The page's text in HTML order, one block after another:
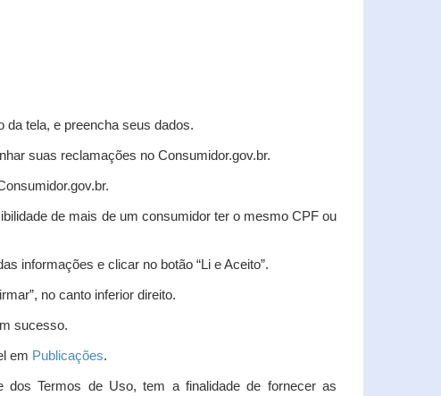
da tela, e preencha seus dados.
suas reclamações no Consumidor.gov.br.
de mais de um consumidor ter o mesmo CPF ou
informações e clicar no botão “Li e Aceito”.
no canto inferior direito.
sucesso.
em Publicações.
dos Termos de Uso, tem a finalidade de fornecer as